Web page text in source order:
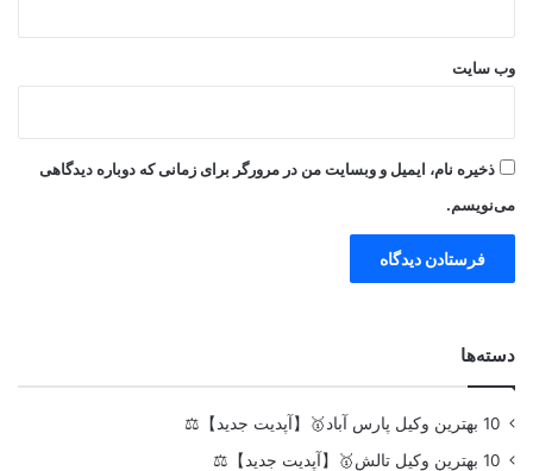
وب‌ سایت
ذخیره نام، ایمیل و وبسایت من در مرورگر برای زمانی که دوباره دیدگاهی
می‌نویسم.
دسته‌ها
10 بهترین وکیل پارس آباد🥇【آپدیت جدید】⚖️
10 بهترین وکیل تالش🥇【آپدیت جدید】⚖️